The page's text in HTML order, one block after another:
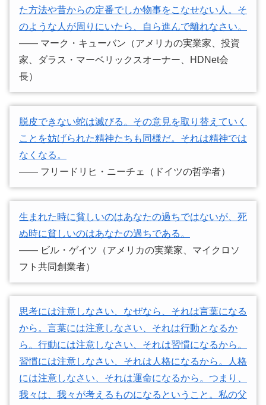
た方法や昔からの定番でしか物事をこなせない人。そ
のような人が周りにいたら、自ら進んで離れなさい。
―― マーク・キューバン（アメリカの実業家、投資
家、ダラス・マーベリックスオーナー、HDNet会
長）
脱皮できない蛇は滅びる。その意見を取り替えていく
ことを妨げられた精神たちも同様だ。それは精神では
なくなる。
―― フリードリヒ・ニーチェ（ドイツの哲学者）
生まれた時に貧しいのはあなたの過ちではないが、死
ぬ時に貧しいのはあなたの過ちである。
―― ビル・ゲイツ（アメリカの実業家、マイクロソ
フト共同創業者）
思考には注意しなさい、なぜなら、それは言葉になる
から。言葉には注意しなさい、それは行動となるか
ら。行動には注意しなさい、それは習慣になるから。
習慣には注意しなさい、それは人格になるから。人格
には注意しなさい、それは運命になるから。つまり、
我々は、我々が考えるものになるということ。私の父